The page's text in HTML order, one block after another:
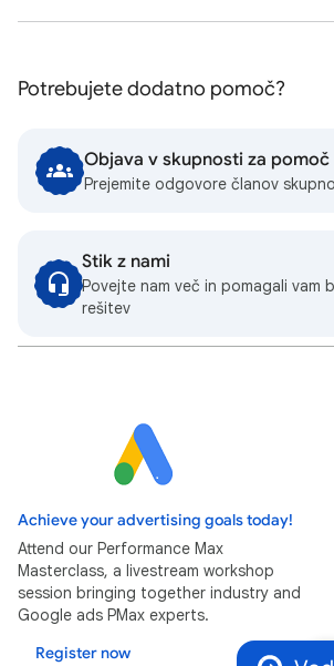
Potrebujete dodatno pomoč?
Objava v skupnosti za pomoč
Prejemite odgovore članov
Stik z nami
Povejte nam več in pomagali vam
rešitev
Achieve your advertising goals today!
Attend our Performance Max
Masterclass, a livestream workshop
session bringing together industry and
Google ads PMax experts.
Register now